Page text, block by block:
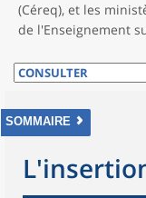
(Céreq), et les
de l'Enseignement
SOMMAIRE